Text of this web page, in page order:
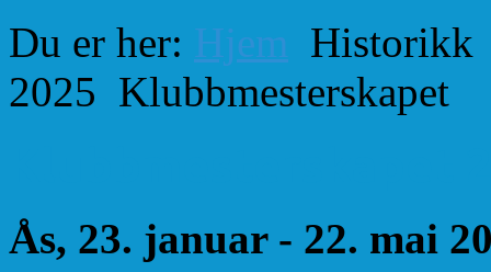
Du er her: Hjem Historikk
2025 Klubbmesterskapet
Ås, 23. januar - 22. mai